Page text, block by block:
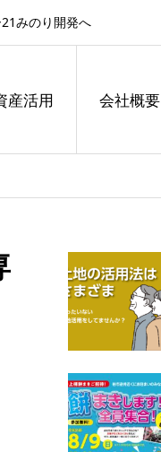
みのり開発へ
産活用 会社概要